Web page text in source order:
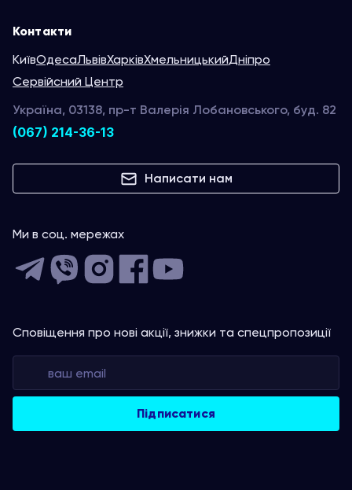
Контакти
КиївОдесаЛьвівХарківХмельницькийДніпро
Сервійсний Центр
Україна, 03138, пр-т Валерія Лобановського, буд. 82
(067) 214-36-13
Написати нам
Ми в соц. мережах
Сповіщення про нові акції, знижки та спецпропозиції